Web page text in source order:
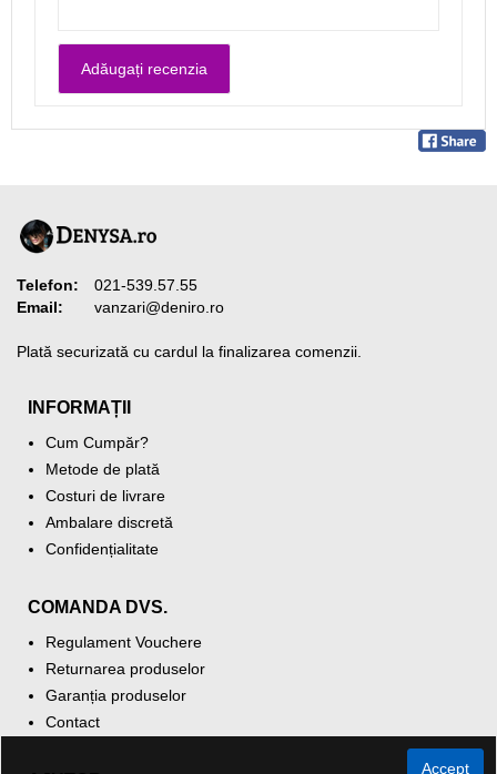
Telefon:
021-539.57.55
Email:
vanzari@deniro.ro
Plată securizată cu cardul la finalizarea comenzii.
INFORMAȚII
Cum Cumpăr?
Metode de plată
Costuri de livrare
Ambalare discretă
Confidențialitate
COMANDA DVS.
Regulament Vouchere
Returnarea produselor
Garanția produselor
Contact
Accept